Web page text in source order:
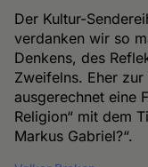
Der Kultur-
verdanken wir so
Denkens, des
Zweifelns. Eher
ausgerechnet eine
Religion“ mit dem
Markus Gabriel?“.